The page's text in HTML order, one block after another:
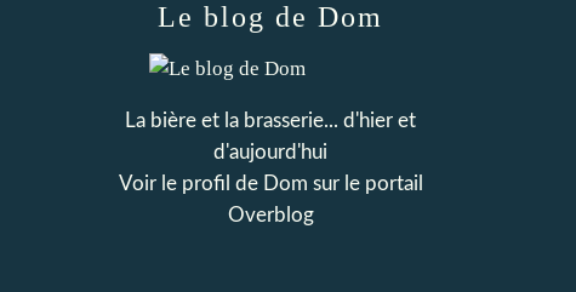
Le blog de Dom
La bière et la brasserie... d'hier et
d'aujourd'hui
Voir le profil de Dom sur le portail
Overblog